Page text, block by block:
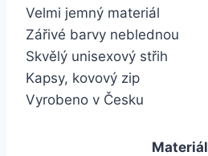
Velmi jemný materiál
Zářivé barvy neblednou
Skvělý unisexový střih
Kapsy, kovový zip
Vyrobeno v Česku
Materiál